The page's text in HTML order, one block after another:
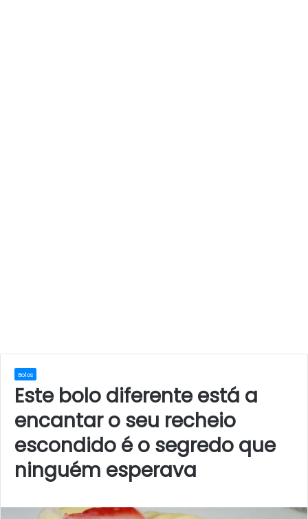
Bolos
Este bolo diferente está a
encantar o seu recheio
escondido é o segredo que
ninguém esperava